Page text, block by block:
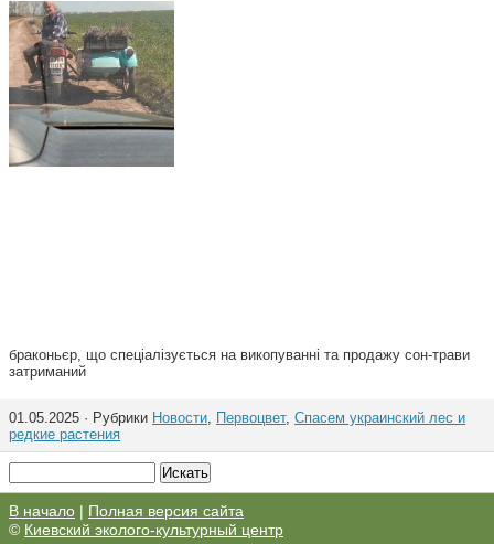
браконьєр, що спеціалізується на викопуванні та продажу сон-трави
затриманий
01.05.2025 · Рубрики Новости, Первоцвет, Спасем украинский лес и
редкие растения
В начало | Полная версия сайта
© Киевский эколого-культурный центр